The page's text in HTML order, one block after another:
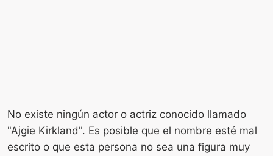
No existe ningún actor o actriz conocido llamado
"Ajgie Kirkland". Es posible que el nombre esté mal
escrito o que esta persona no sea una figura muy